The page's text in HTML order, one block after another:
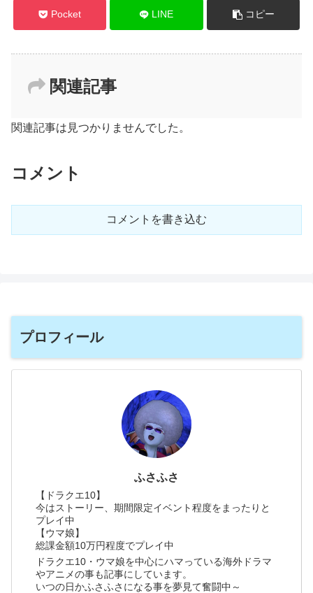
Pocket LINE コピー
関連記事
関連記事は見つかりませんでした。
コメント
コメントを書き込む
プロフィール
ふさふさ
【ドラクエ10】
今はストーリー、期間限定イベント程度をまったりと
プレイ中
【ウマ娘】
総課金額10万円程度でプレイ中
ドラクエ10・ウマ娘を中心にハマっている海外ドラマ
やアニメの事も記事にしています。
いつの日かふさふさになる事を夢見て奮闘中～